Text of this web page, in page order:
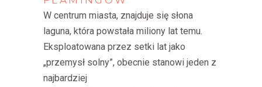
W centrum miasta, znajduje się słona
laguna, która powstała miliony lat temu.
Eksploatowana przez setki lat jako
„przemysł solny”, obecnie stanowi jeden z
najbardziej